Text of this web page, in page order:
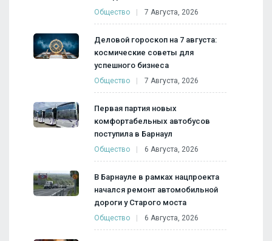
Общество 7 Августа, 2026
Деловой гороскоп на 7 августа:
космические советы для
успешного бизнеса
Общество 7 Августа, 2026
Первая партия новых
комфортабельных автобусов
поступила в Барнаул
Общество 6 Августа, 2026
В Барнауле в рамках нацпроекта
начался ремонт автомобильной
дороги у Старого моста
Общество 6 Августа, 2026